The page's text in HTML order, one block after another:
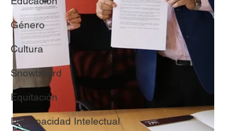
Género
Cultura
Snowboard
Equitación
Discapacidad Intelectual